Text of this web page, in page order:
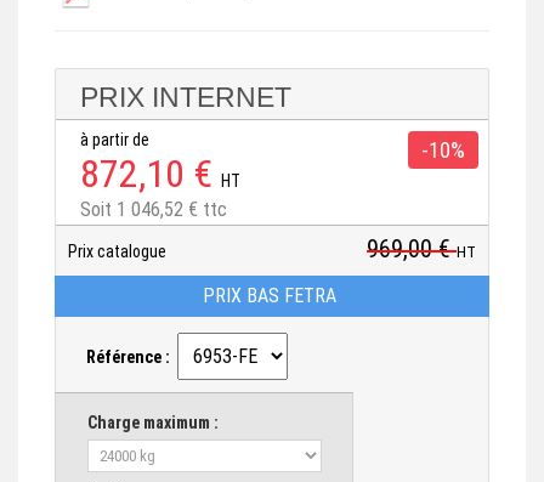
PRIX INTERNET
à partir de
872,10 € HT
Soit 1 046,52 € ttc
-10%
Prix catalogue 969,00 €HT
PRIX BAS FETRA
Référence :
Charge maximum :